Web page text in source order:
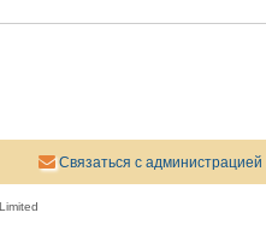
Связаться с администрацией